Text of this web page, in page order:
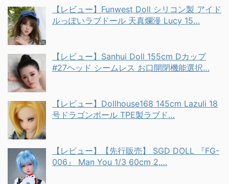
【レビュー】Funwest Doll シリコン製 アイド
ルっぽいラブドール 天真爛漫 Lucy 15…
【レビュー】Sanhui Doll 155cm Dカップ
#27ヘッド シームレス お口開閉機能選択…
【レビュー】Dollhouse168 145cm Lazuli 18
号ドラゴンボール TPE製ラブド…
【レビュー】【先行販売】 SGD DOLL 『FG-
006』 Man You 1/3 60cm 2.…